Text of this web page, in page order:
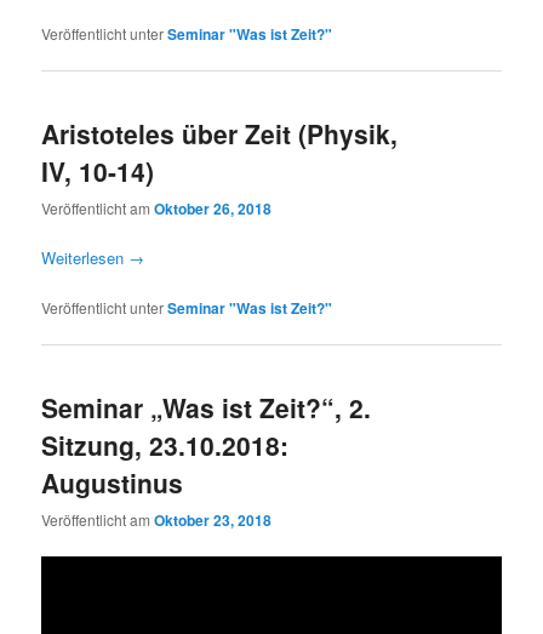
Veröffentlicht unterSeminar "Was ist Zeit?"
Aristoteles über Zeit (Physik,
IV, 10-14)
Veröffentlicht amOktober 26, 2018
Weiterlesen →
Veröffentlicht unterSeminar "Was ist Zeit?"
Seminar „Was ist Zeit?“, 2.
Sitzung, 23.10.2018:
Augustinus
Veröffentlicht amOktober 23, 2018